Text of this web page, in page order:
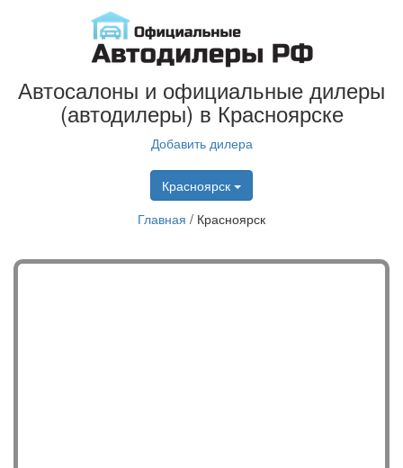
Автосалоны и официальные дилеры
(автодилеры) в Красноярске
Добавить дилера
Красноярск
Главная / Красноярск